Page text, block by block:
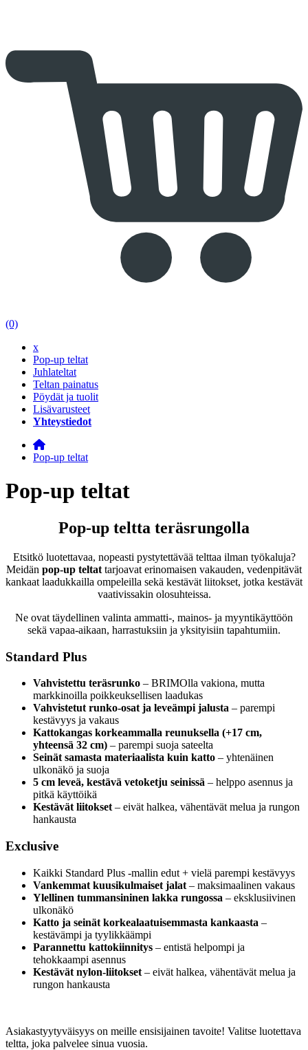
(0)
x
Pop-up teltat
Juhlateltat
Teltan painatus
Pöydät ja tuolit
Lisävarusteet
Yhteystiedot
Pop-up teltat
Pop-up teltat
Pop-up teltta teräsrungolla
Etsitkö luotettavaa, nopeasti pystytettävää telttaa ilman työkaluja?
Meidän pop-up teltat tarjoavat erinomaisen vakauden, vedenpitävät
kankaat laadukkailla ompeleilla sekä kestävät liitokset, jotka kestävät
vaativissakin olosuhteissa.
Ne ovat täydellinen valinta ammatti-, mainos- ja myyntikäyttöön
sekä vapaa-aikaan, harrastuksiin ja yksityisiin tapahtumiin.
Standard Plus
Vahvistettu teräsrunko – BRIMOlla vakiona, mutta
markkinoilla poikkeuksellisen laadukas
Vahvistetut runko-osat ja leveämpi jalusta – parempi
kestävyys ja vakaus
Kattokangas korkeammalla reunuksella (+17 cm,
yhteensä 32 cm) – parempi suoja sateelta
Seinät samasta materiaalista kuin katto – yhtenäinen
ulkonäkö ja suoja
5 cm leveä, kestävä vetoketju seinissä – helppo asennus ja
pitkä käyttöikä
Kestävät liitokset – eivät halkea, vähentävät melua ja rungon
hankausta
Exclusive
Kaikki Standard Plus -mallin edut + vielä parempi kestävyys
Vankemmat kuusikulmaiset jalat – maksimaalinen vakaus
Ylellinen tummansininen lakka rungossa – eksklusiivinen
ulkonäkö
Katto ja seinät korkealaatuisemmasta kankaasta –
kestävämpi ja tyylikkäämpi
Parannettu kattokiinnitys – entistä helpompi ja
tehokkaampi asennus
Kestävät nylon-liitokset – eivät halkea, vähentävät melua ja
rungon hankausta
Asiakastyytyväisyys on meille ensisijainen tavoite! Valitse luotettava
teltta, joka palvelee sinua vuosia.